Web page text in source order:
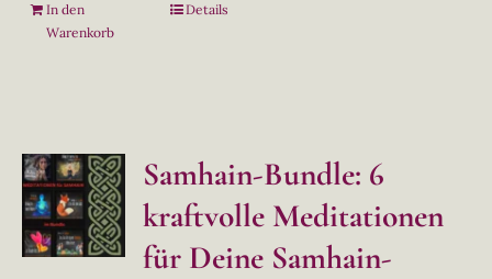
In den
Warenkorb
Details
Samhain-Bundle: 6
kraftvolle Meditationen
für Deine Samhain-